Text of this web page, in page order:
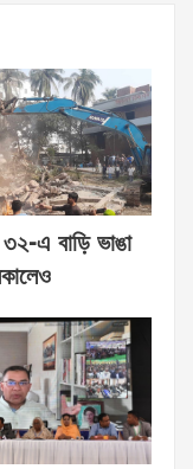
৩২-এ বাড়ি ভাঙা